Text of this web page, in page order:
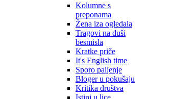
Kolumne s
preponama
Žena iza ogledala
Tragovi na duši
besmisla
Kratke priče
It's English time
Sporo paljenje
Bloger u pokušaju
Kritika društva
Istini u lice